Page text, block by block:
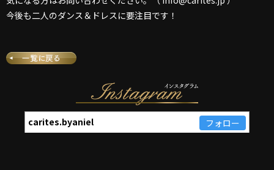
今後も二人のダンス＆ドレスに要注目です！
carites.byaniel フォロー